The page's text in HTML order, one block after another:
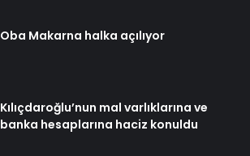
Oba Makarna halka açılıyor
Kılıçdaroğlu’nun mal varlıklarına ve
banka hesaplarına haciz konuldu